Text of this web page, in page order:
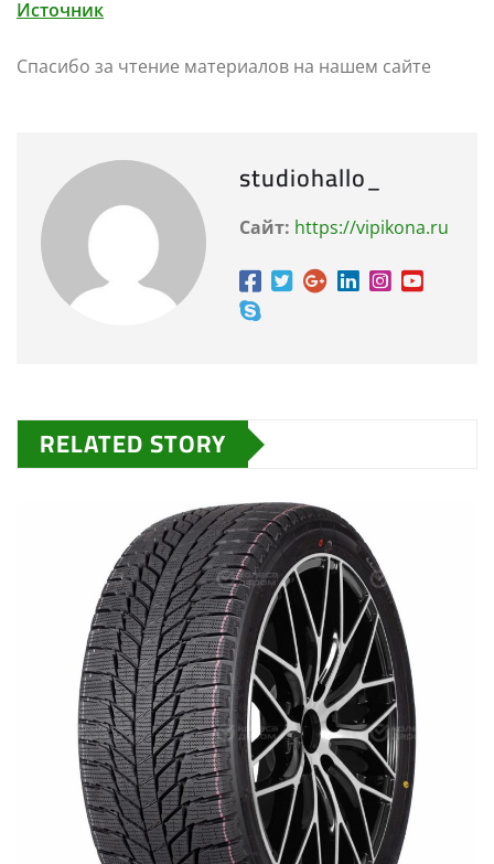
Источник
Спасибо за чтение материалов на нашем сайте
studiohallo_
Сайт: https://vipikona.ru
RELATED STORY